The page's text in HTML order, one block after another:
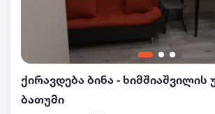
ქირავდება ბინა - ხიმშიაშვილის
ბათუმი